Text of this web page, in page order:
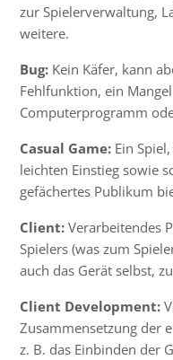
zur Spielerverwaltung,
weitere.
Bug: Kein Käfer, kann
Fehlfunktion, ein
Computerprogramm
Casual Game: Ein
leichten Einstieg sowie
gefächertes Publikum
Client: Verarbeitendes
Spielers (was zum
auch das Gerät selbst,
Client Development:
Zusammensetzung der
z. B. das Einbinden der